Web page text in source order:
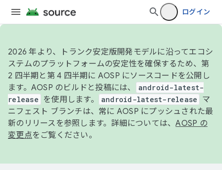
ログイン
2026 年より、トランク安定版開発モデルに沿ってエコシ
ステムのプラットフォームの安定性を確保するため、第
2 四半期と第 4 四半期に AOSP にソースコードを公開し
ます。AOSP のビルドと投稿には、
android-latest-
release
を使用します。 android-latest-release
マ
ニフェスト ブランチは、常に AOSP にプッシュされた最
新のリリースを参照します。詳細については、AOSP の
変更点をご覧ください。